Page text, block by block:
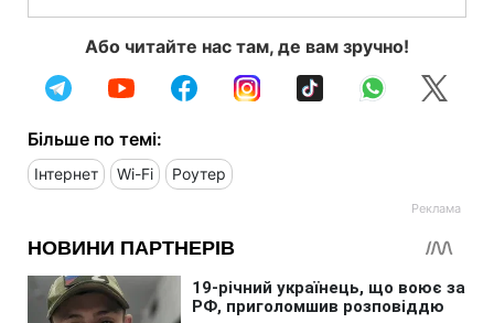
Або читайте нас там, де вам зручно!
Більше по темі:
Інтернет Wi-Fi Роутер